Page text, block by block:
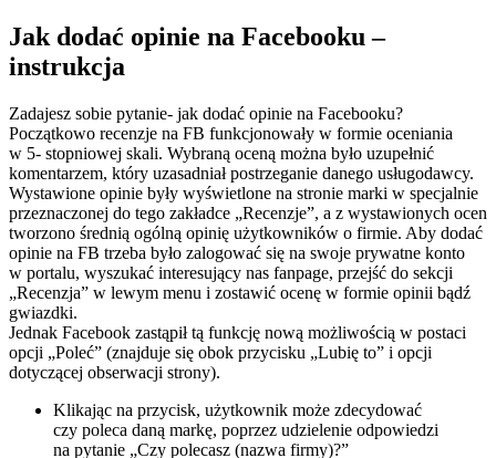
Jak dodać opinie na Facebooku –
instrukcja
Zadajesz sobie pytanie- jak dodać opinie na Facebooku?
Początkowo recenzje na FB funkcjonowały w formie oceniania
w 5- stopniowej skali. Wybraną oceną można było uzupełnić
komentarzem, który uzasadniał postrzeganie danego usługodawcy.
Wystawione opinie były wyświetlone na stronie marki w specjalnie
przeznaczonej do tego zakładce „Recenzje”, a z wystawionych ocen
tworzono średnią ogólną opinię użytkowników o firmie. Aby dodać
opinie na FB trzeba było zalogować się na swoje prywatne konto
w portalu, wyszukać interesujący nas fanpage, przejść do sekcji
„Recenzja” w lewym menu i zostawić ocenę w formie opinii bądź
gwiazdki.
Jednak Facebook zastąpił tą funkcję nową możliwością w postaci
opcji „Poleć” (znajduje się obok przycisku „Lubię to” i opcji
dotyczącej obserwacji strony).
Klikając na przycisk, użytkownik może zdecydować
czy poleca daną markę, poprzez udzielenie odpowiedzi
na pytanie „Czy polecasz (nazwa firmy)?”